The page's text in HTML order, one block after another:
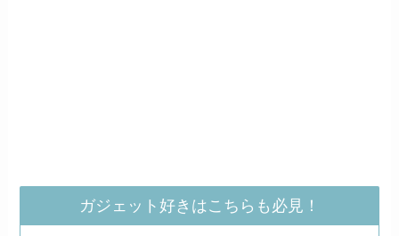
ガジェット好きはこちらも必見！